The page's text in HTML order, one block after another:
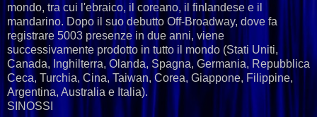
mondo, tra cui l'ebraico, il coreano, il finlandese e il
mandarino. Dopo il suo debutto Off-Broadway, dove fa
registrare 5003 presenze in due anni, viene
successivamente prodotto in tutto il mondo (Stati Uniti,
Canada, Inghilterra, Olanda, Spagna, Germania, Repubblica
Ceca, Turchia, Cina, Taiwan, Corea, Giappone, Filippine,
Argentina, Australia e Italia).
SINOSSI